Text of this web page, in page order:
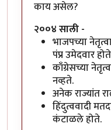
काय असेल?
२००४ साली -
भाजपच्या
पंप्र उमेदवार
काँग्रेसच्या
नव्हते.
अनेक राज्यांत
हिंदुत्ववादी
कंटाळले होते.